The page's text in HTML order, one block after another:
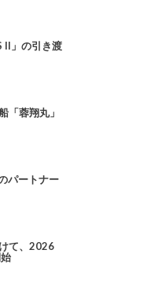
II」の引き渡
「蓉翔丸」
パートナー
て、2026